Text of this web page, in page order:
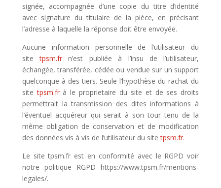
signée, accompagnée d’une copie du titre d’identité
avec signature du titulaire de la pièce, en précisant
l’adresse à laquelle la réponse doit être envoyée.
Aucune information personnelle de l’utilisateur du
site
tpsm.fr
n’est publiée à l’insu de l’utilisateur,
échangée, transférée, cédée ou vendue sur un support
quelconque à des tiers. Seule l’hypothèse du rachat du
site tpsm.fr à le proprietaire du site et de ses droits
permettrait la transmission des dites informations à
l’éventuel acquéreur qui serait à son tour tenu de la
même obligation de conservation et de modification
des données vis à vis de l’utilisateur du site tpsm.fr.
Le site tpsm.fr est en conformité avec le RGPD voir
notre politique RGPD https://www.tpsm.fr/mentions-
legales/.